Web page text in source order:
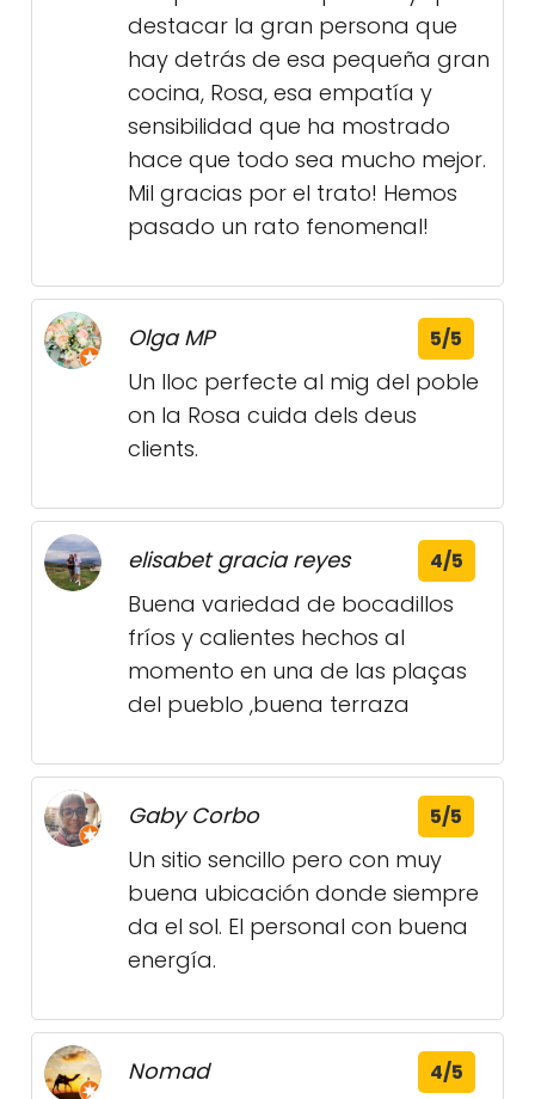
destacar la gran persona que
hay detrás de esa pequeña gran
cocina, Rosa, esa empatía y
sensibilidad que ha mostrado
hace que todo sea mucho mejor.
Mil gracias por el trato! Hemos
pasado un rato fenomenal!
Olga MP 5/5
Un lloc perfecte al mig del poble
on la Rosa cuida dels deus
clients.
elisabet gracia reyes 4/5
Buena variedad de bocadillos
fríos y calientes hechos al
momento en una de las plaças
del pueblo ,buena terraza
Gaby Corbo 5/5
Un sitio sencillo pero con muy
buena ubicación donde siempre
da el sol. El personal con buena
energía.
Nomad 4/5